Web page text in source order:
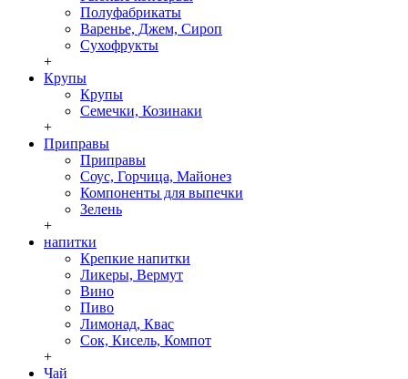
Полуфабрикаты
Варенье, Джем, Сироп
Сухофрукты
+
Крупы
Крупы
Семечки, Козинаки
+
Приправы
Приправы
Соус, Горчица, Майонез
Компоненты для выпечки
Зелень
+
напитки
Крепкие напитки
Ликеры, Вермут
Вино
Пиво
Лимонад, Квас
Сок, Кисель, Компот
+
Чай